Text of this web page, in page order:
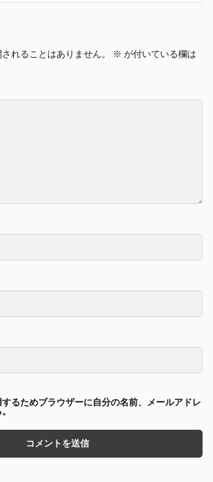
れることはありません。 ※ が付いている欄は
るためブラウザーに自分の名前、メールアドレ